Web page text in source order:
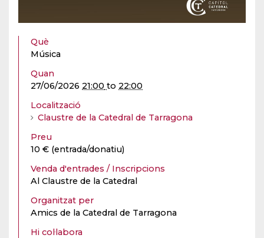
Què
Música
Quan
27/06/2026 21:00 to 22:00
Localització
Claustre de la Catedral de Tarragona
Preu
10 € (entrada/donatiu)
Venda d'entrades / Inscripcions
Al Claustre de la Catedral
Organitzat per
Amics de la Catedral de Tarragona
Hi col·labora